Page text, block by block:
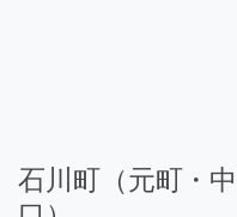
石川町（元町・